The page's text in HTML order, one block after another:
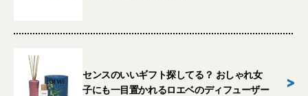
センスのいいギフト探してる？ おしゃれ女
子にも一目置かれるロエベのディフューザー
>